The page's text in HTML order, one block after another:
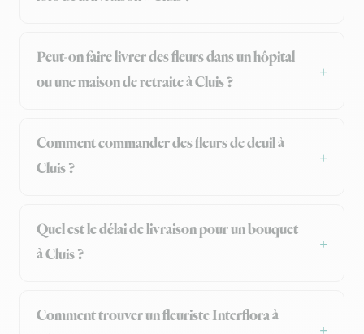
Peut-on faire livrer des fleurs dans un hôpital
ou une maison de retraite à Cluis ?
Comment commander des fleurs de deuil à
Cluis ?
Quel est le délai de livraison pour un bouquet
à Cluis ?
Comment trouver un fleuriste Interflora à